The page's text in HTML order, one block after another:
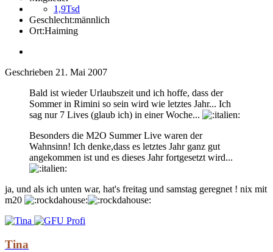
1,9Tsd
Geschlecht:männlich
Ort:Haiming
Geschrieben 21. Mai 2007
Bald ist wieder Urlaubszeit und ich hoffe, dass der
Sommer in Rimini so sein wird wie letztes Jahr... Ich
sag nur 7 Lives (glaub ich) in einer Woche...
Besonders die M2O Summer Live waren der
Wahnsinn! Ich denke,dass es letztes Jahr ganz gut
angekommen ist und es dieses Jahr fortgesetzt wird...
ja, und als ich unten war, hat's freitag und samstag geregnet ! nix mit
m20
Tina